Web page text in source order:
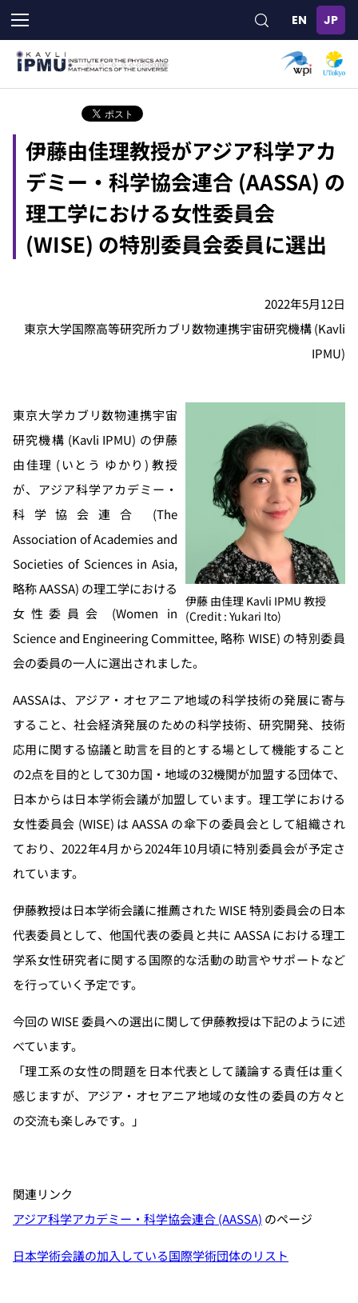
メ
イ
ン
伊藤由佳理教授がアジア科学アカ
デミー・科学協会連合 (AASSA) の
理工学における女性委員会
(WISE) の特別委員会委員に選出
2022年5月12日
東京大学国際高等研究所カブリ数物連携宇宙研究機構 (Kavli
IPMU)
伊藤 由佳理 Kavli IPMU 教授
(Credit : Yukari Ito)
東京大学カブリ数物連携宇宙
研究機構 (Kavli IPMU) の伊藤
由佳理 (いとう ゆかり) 教授
が、アジア科学アカデミー・
科学協会連合 (The
Association of Academies and
Societies of Sciences in Asia,
略称 AASSA) の理工学における
女性委員会 (Women in
Science and Engineering Committee, 略称 WISE) の特別委員
会の委員の一人に選出されました。
AASSAは、アジア・オセアニア地域の科学技術の発展に寄与
すること、社会経済発展のための科学技術、研究開発、技術
応用に関する協議と助言を目的とする場として機能すること
の2点を目的として30カ国・地域の32機関が加盟する団体で、
日本からは日本学術会議が加盟しています。理工学における
女性委員会 (WISE) は AASSA の傘下の委員会として組織され
ており、2022年4月から2024年10月頃に特別委員会が予定さ
れています。
伊藤教授は日本学術会議に推薦された WISE 特別委員会の日本
代表委員として、他国代表の委員と共に AASSA における理工
学系女性研究者に関する国際的な活動の助言やサポートなど
を行っていく予定です。
今回の WISE 委員への選出に関して伊藤教授は下記のように述
べています。
「理工系の女性の問題を日本代表として議論する責任は重く
感じますが、アジア・オセアニア地域の女性の委員の方々と
の交流も楽しみです。」
関連リンク
アジア科学アカデミー・科学協会連合 (AASSA) のページ
日本学術会議の加入している国際学術団体のリスト